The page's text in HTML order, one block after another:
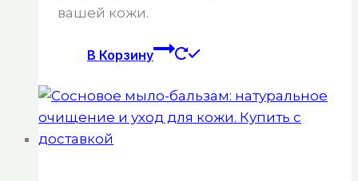
вашей кожи.
В Корзину